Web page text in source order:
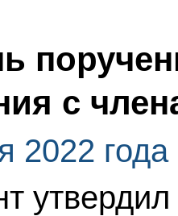
с
2022 года